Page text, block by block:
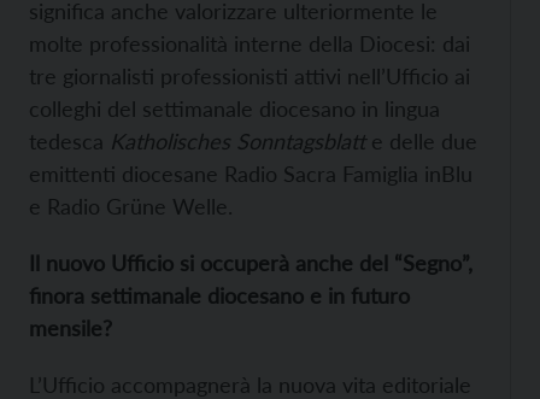
significa anche valorizzare ulteriormente le
molte professionalità interne della Diocesi: dai
tre giornalisti professionisti attivi nell’Ufficio ai
colleghi del settimanale diocesano in lingua
tedesca Katholisches Sonntagsblatte delle due
emittenti diocesane Radio Sacra Famiglia inBlu
e Radio Grüne Welle.
Il nuovo Ufficio si occuperà anche del “Segno”,
finora settimanale diocesano e in futuro
mensile?
L’Ufficio accompagnerà la nuova vita editoriale